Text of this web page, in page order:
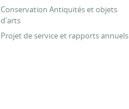
Conservation Antiquités et objets
d'arts
Projet de service et rapports annuels